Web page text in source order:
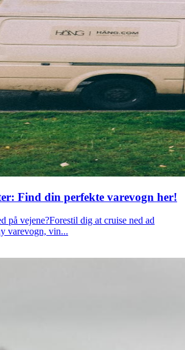
Find din perfekte varevogn her!
på vejene?Forestil dig at cruise ned ad
varevogn, vin...